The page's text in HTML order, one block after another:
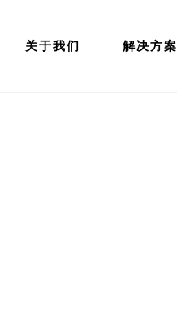
关于我们 解决方案